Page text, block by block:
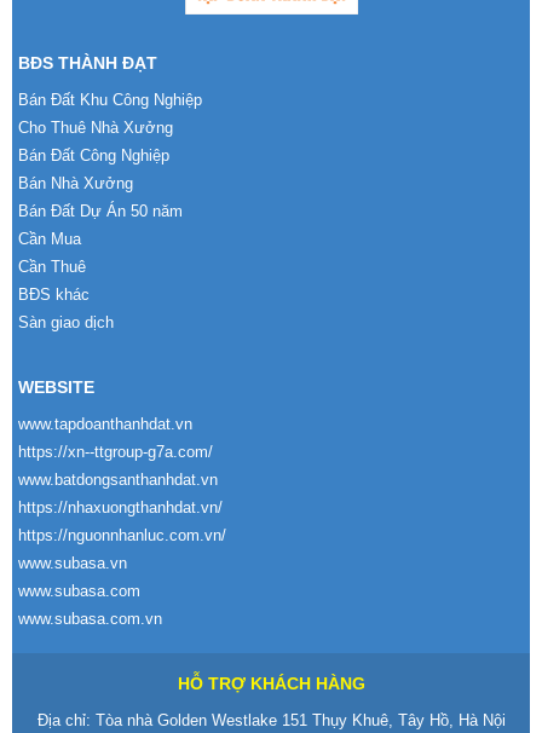
BĐS THÀNH ĐẠT
Bán Đất Khu Công Nghiệp
Cho Thuê Nhà Xưởng
Bán Đất Công Nghiệp
Bán Nhà Xưởng
Bán Đất Dự Án 50 năm
Cần Mua
Cần Thuê
BĐS khác
Sàn giao dịch
WEBSITE
www.tapdoanthanhdat.vn
https://xn--ttgroup-g7a.com/
www.batdongsanthanhdat.vn
https://nhaxuongthanhdat.vn/
https://nguonnhanluc.com.vn/
www.subasa.vn
www.subasa.com
www.subasa.com.vn
HỖ TRỢ KHÁCH HÀNG
Địa chỉ: Tòa nhà Golden Westlake 151 Thụy Khuê, Tây Hồ, Hà Nội